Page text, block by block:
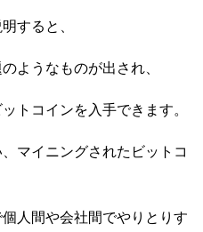
すると、
ようなものが出され、
トコインを入手できます。
マイニングされたビットコ
人間や会社間でやりとりす